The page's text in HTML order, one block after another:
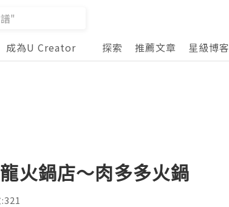
成為U Creator 探索 推薦文章 星級博客
火鍋店～肉多多火鍋